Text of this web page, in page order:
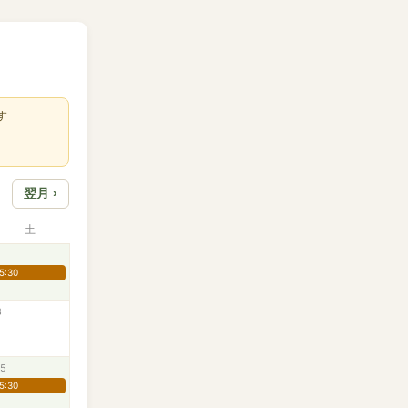
翌月 ›
土
5:30
5:30